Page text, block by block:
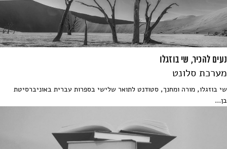
נעים להכיר, שי בוזגלו
מערכת סלונט
שי בוזגלו, מורה ומחנך, סטודנט לתואר שלישי בספרות עברית באוניברסיטת
בן...